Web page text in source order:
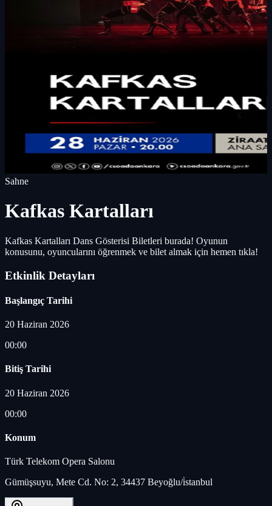
Sahne
Kafkas Kartalları
Kafkas Kartalları Dans Gösterisi Biletleri burada! Oyunun
konusunu, oyuncularını öğrenmek ve bilet almak için hemen tıkla!
Etkinlik Detayları
Başlangıç Tarihi
20 Haziran 2026
00:00
Bitiş Tarihi
20 Haziran 2026
00:00
Konum
Türk Telekom Opera Salonu
Gümüşsuyu, Mete Cd. No: 2, 34437 Beyoğlu/i̇stanbul